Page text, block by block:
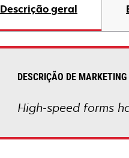
Descrição geral
DESCRIÇÃO DE MARKETING
High-speed forms